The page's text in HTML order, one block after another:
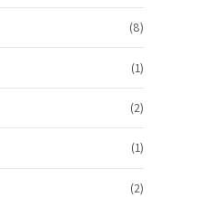
(8)
(1)
(2)
(1)
(2)